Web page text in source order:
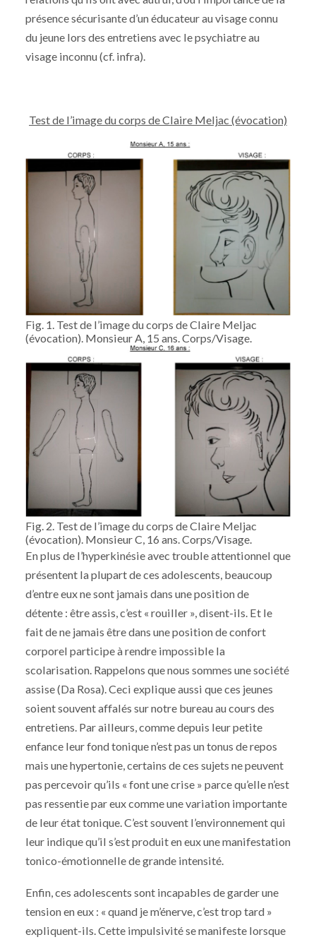
présence sécurisante d’un éducateur au visage connu
du jeune lors des entretiens avec le psychiatre au
visage inconnu (cf. infra).
Test de l’image du corps de Claire Meljac (évocation)
Fig. 1. Test de l’image du corps de Claire Meljac
(évocation). Monsieur A, 15 ans. Corps/Visage.
Fig. 2. Test de l’image du corps de Claire Meljac
(évocation). Monsieur C, 16 ans. Corps/Visage.
En plus de l’hyperkinésie avec trouble attentionnel que
présentent la plupart de ces adolescents, beaucoup
d’entre eux ne sont jamais dans une position de
détente : être assis, c’est « rouiller », disent-ils. Et le
fait de ne jamais être dans une position de confort
corporel participe à rendre impossible la
scolarisation. Rappelons que nous sommes une société
assise (Da Rosa). Ceci explique aussi que ces jeunes
soient souvent affalés sur notre bureau au cours des
entretiens. Par ailleurs, comme depuis leur petite
enfance leur fond tonique n’est pas un tonus de repos
mais une hypertonie, certains de ces sujets ne peuvent
pas percevoir qu’ils « font une crise » parce qu’elle n’est
pas ressentie par eux comme une variation importante
de leur état tonique. C’est souvent l’environnement qui
leur indique qu’il s’est produit en eux une manifestation
tonico-émotionnelle de grande intensité.
Enfin, ces adolescents sont incapables de garder une
tension en eux : « quand je m’énerve, c’est trop tard »
expliquent-ils. Cette impulsivité se manifeste lorsque